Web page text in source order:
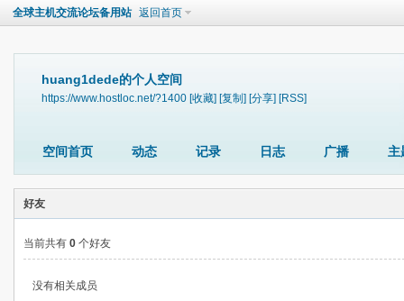
全球主机交流论坛备用站 返回首页
huang1dede的个人空间
https://www.hostloc.net/?1400 [收藏] [复制] [分享] [RSS]
空间首页 动态 记录 日志 广播 主
好友
当前共有 0 个好友
没有相关成员